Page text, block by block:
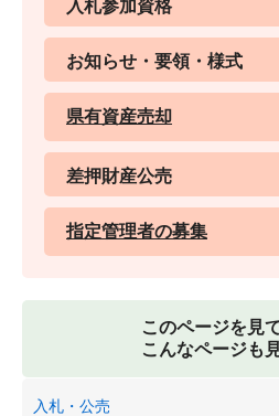
入札参加資格
お知らせ・要領・様式
県有資産売却
差押財産公売
指定管理者の募集
このページを見
こんなページも
入札・公売